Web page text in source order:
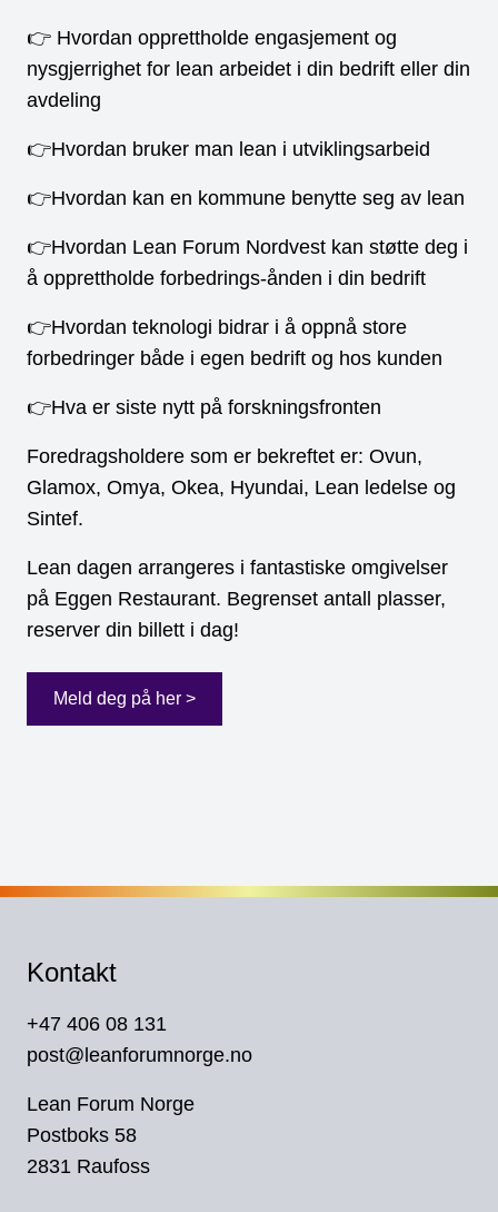
👉 Hvordan opprettholde engasjement og
nysgjerrighet for lean arbeidet i din bedrift eller din
avdeling
👉Hvordan bruker man lean i utviklingsarbeid
👉Hvordan kan en kommune benytte seg av lean
👉Hvordan Lean Forum Nordvest kan støtte deg i
å opprettholde forbedrings-ånden i din bedrift
👉Hvordan teknologi bidrar i å oppnå store
forbedringer både i egen bedrift og hos kunden
👉Hva er siste nytt på forskningsfronten
Foredragsholdere som er bekreftet er: Ovun,
Glamox, Omya, Okea, Hyundai, Lean ledelse og
Sintef.
Lean dagen arrangeres i fantastiske omgivelser
på Eggen Restaurant. Begrenset antall plasser,
reserver din billett i dag!
Meld deg på her >
Kontakt
+47 406 08 131
post@leanforumnorge.no
Lean Forum Norge
Postboks 58
2831 Raufoss